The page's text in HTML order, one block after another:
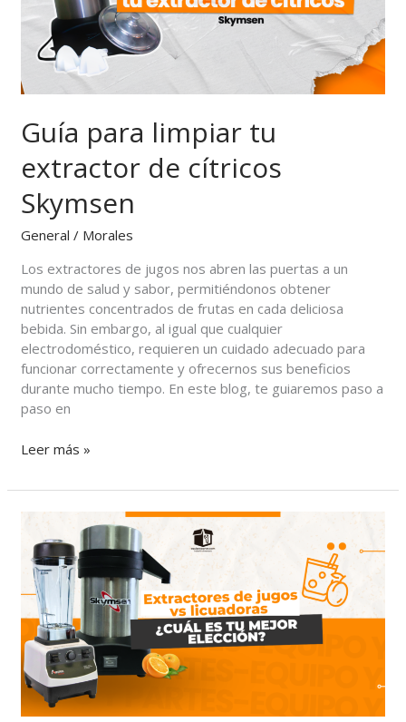
Guía para limpiar tu
extractor de cítricos
Skymsen
General / Morales
Los extractores de jugos nos abren las puertas a un
mundo de salud y sabor, permitiéndonos obtener
nutrientes concentrados de frutas en cada deliciosa
bebida. Sin embargo, al igual que cualquier
electrodoméstico, requieren un cuidado adecuado para
funcionar correctamente y ofrecernos sus beneficios
durante mucho tiempo. En este blog, te guiaremos paso a
paso en
cítricos
Skymsen
Leer más »
Extractores
de
jugos
vs.
Licuadoras:
¿Cuál
es
la
mejor
opción